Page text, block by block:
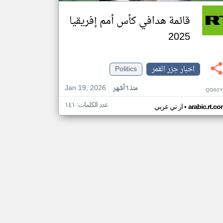
قائمة هدافي كأس أمم إفريقيا
2025
اخبار جزر القمر
Politics
Jan 19, 2026
منذ ٦ أشهر
ار تي عربي• عدد الكلمات: ١٤١